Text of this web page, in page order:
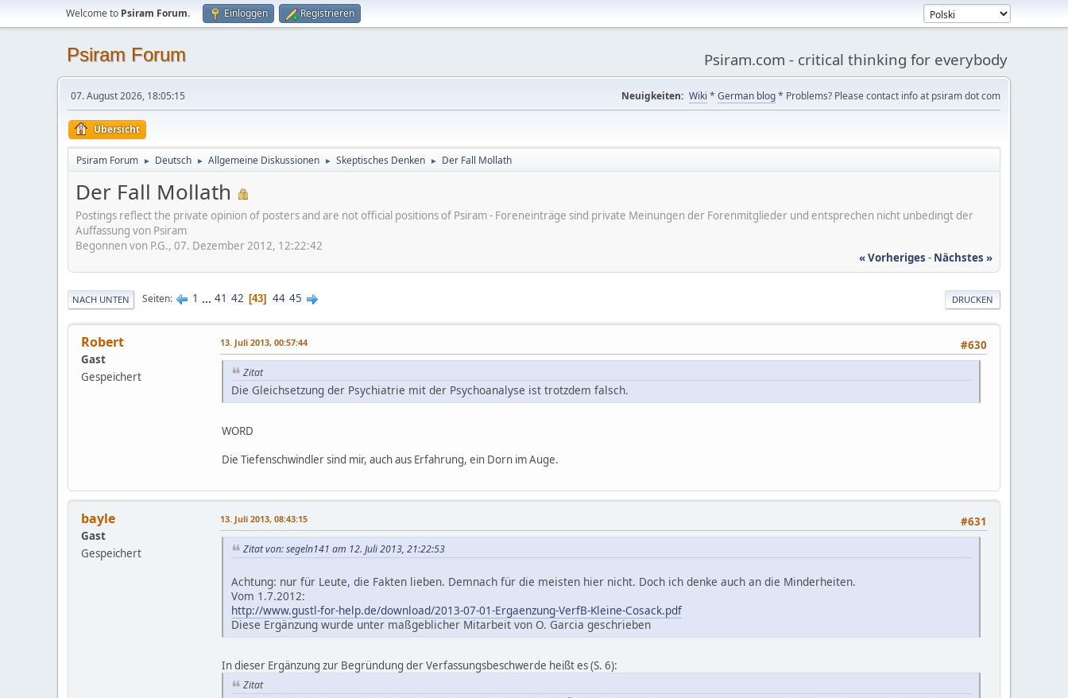
Welcome to Psiram Forum. Einloggen Registrieren
Psiram Forum Psiram.com - critical thinking for everybody
07. August 2026, 18:05:15 Neuigkeiten: Wiki * German blog* Problems? Please contact info at psiram dot com
Übersicht
Psiram Forum ► Deutsch ► Allgemeine Diskussionen ► Skeptisches Denken ► Der Fall Mollath
Der Fall Mollath
Postings reflect the private opinion of posters and are not official positions of Psiram - Foreneinträge sind private Meinungen der Forenmitglieder und entsprechen nicht unbedingt der
Auffassung von Psiram
Begonnen von P.G., 07. Dezember 2012, 12:22:42
« Vorheriges - Nächstes »
DRUCKEN
NACH UNTEN Seiten 1 ... 41 42 43 44 45
Robert
Gast
Gespeichert
#630
13. Juli 2013, 00:57:44
Zitat
Die Gleichsetzung der Psychiatrie mit der Psychoanalyse ist trotzdem falsch.
WORD
Die Tiefenschwindler sind mir, auch aus Erfahrung, ein Dorn im Auge.
bayle
Gast
Gespeichert
#631
13. Juli 2013, 08:43:15
Zitat von: segeln141 am 12. Juli 2013, 21:22:53
Achtung: nur für Leute, die Fakten lieben. Demnach für die meisten hier nicht. Doch ich denke auch an die Minderheiten.
Vom 1.7.2012:
http://www.gustl-for-help.de/download/2013-07-01-Ergaenzung-VerfB-Kleine-Cosack.pdf
Diese Ergänzung wurde unter maßgeblicher Mitarbeit von O. Garcia geschrieben
In dieser Ergänzung zur Begründung der Verfassungsbeschwerde heißt es (S. 6):
Zitat